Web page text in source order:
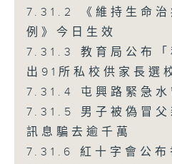
7.31.2 《維持生命治
例》今日生效
7.31.3 教育局公布「
出91所私校供家長選
7.31.4 屯興路緊急水
7.31.5 男子被偽冒
訊息騙去逾千萬
7.31.6 紅十字會公布